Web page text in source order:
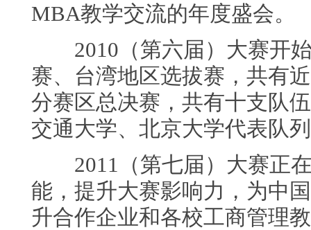
MBA教学交流的年度盛会。
2010（第六届）大赛开始
赛、台湾地区选拔赛，共有
分赛区总决赛，共有十支队
交通大学、北京大学代表队
2011（第七届）大赛正在
能，提升大赛影响力，为中
升合作企业和各校工商管理